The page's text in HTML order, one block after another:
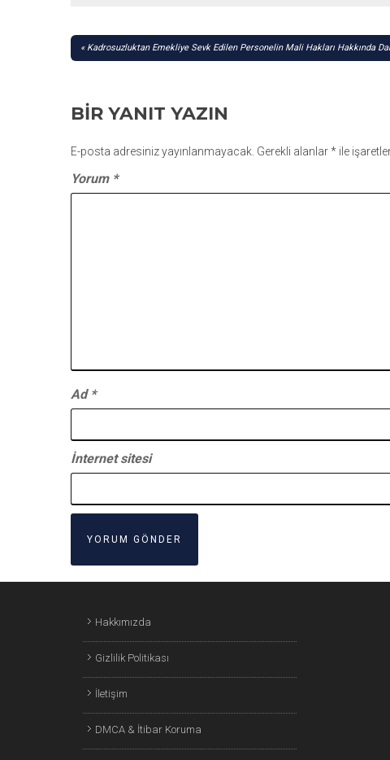
YAZI
Kadrosuzluktan Emekliye Sevk Edilen Personelin Mali Hakları Hakkında
BIR YANIT YAZIN
E-posta adresiniz yayınlanmayacak. Gerekli alanlar* ile
Yorum *
Ad *
İnternet sitesi
Hakkımızda
Gizlilik Politikası
İletişim
DMCA & İtibar Koruma